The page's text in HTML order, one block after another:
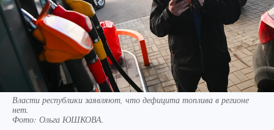
Власти республики заявляют, что дефицита топлива в регионе
нет.
Фото: Ольга ЮШКОВА.